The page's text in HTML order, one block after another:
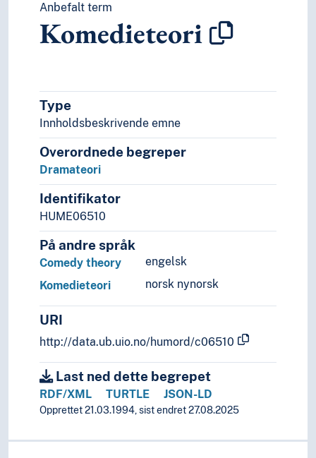
Anbefalt term
Komedieteori
Type
Innholdsbeskrivende emne
Overordnede begreper
Dramateori
Identifikator
HUME06510
På andre språk
engelsk
Comedy theory
norsk nynorsk
Komedieteori
URI
http://data.ub.uio.no/humord/c06510
Last ned dette begrepet
RDF/XML TURTLE JSON-LD
Opprettet 21.03.1994, sist endret 27.08.2025